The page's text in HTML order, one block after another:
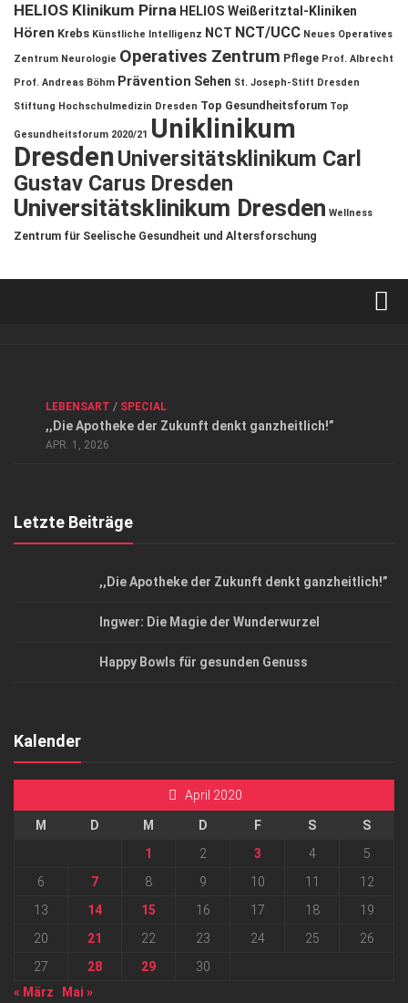
HELIOS Klinikum Pirna HELIOS Weißeritztal-Kliniken
Hören Krebs Künstliche Intelligenz NCT NCT/UCC Neues Operatives
Zentrum Neurologie Operatives Zentrum Pflege Prof. Albrecht
Prof. Andreas Böhm Prävention Sehen St. Joseph-Stift Dresden
Stiftung Hochschulmedizin Dresden Top Gesundheitsforum Top
Gesundheitsforum 2020/21 Uniklinikum
DresdenUniversitätsklinikum Carl
Gustav Carus Dresden
Universitätsklinikum Dresden Wellness
Zentrum für Seelische Gesundheit und Altersforschung
Datenschutzerklärung
Top Magazin Dresden / Ostsachsen
LEBENSART / SPECIAL
,,Die Apotheke der Zukunft denkt ganzheitlich!”
APR. 1, 2026
Letzte Beiträge
,,Die Apotheke der Zukunft denkt ganzheitlich!”
Ingwer: Die Magie der Wunderwurzel
Happy Bowls für gesunden Genuss
Kalender
April 2020
M D M D F S
S
1
2 3 4
5
6
7 8 9 10 11
12
13
14 15 16 17 18
19
20
21 22 23 24 25
26
27
28 29
30
« März
Mai »